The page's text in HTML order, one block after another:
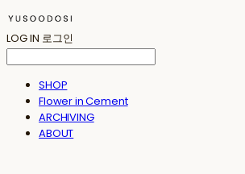
LOG IN 로그인
SHOP
Flower in Cement
ARCHIVING
ABOUT